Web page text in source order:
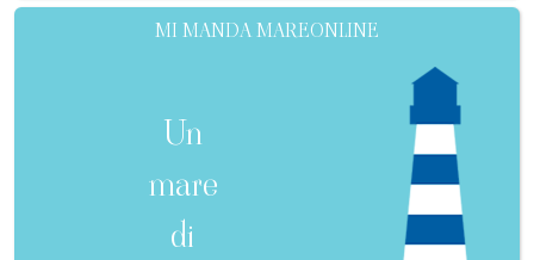
MI MANDA MAREONLINE
Un
mare
di